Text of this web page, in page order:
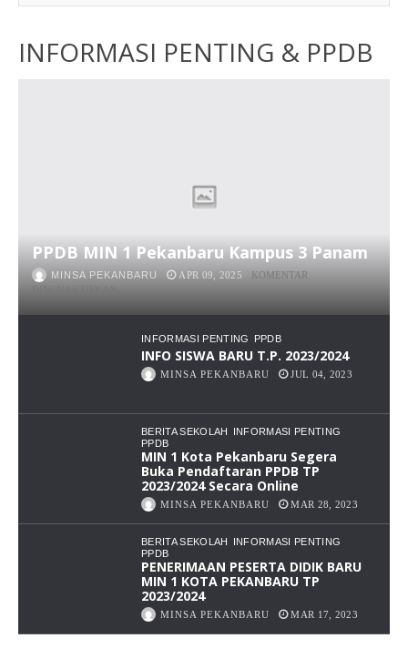
INFORMASI PENTING & PPDB
PPDB MIN 1 Pekanbaru Kampus 3 Panam
MINSA PEKANBARU APR 09, 2025
KOMENTAR
MIN
KAMPUS
INFORMASI PENTING PPDB
INFO SISWA BARU T.P. 2023/2024
MINSA PEKANBARU JUL 04, 2023
BERITA SEKOLAH
INFORMASI PENTING
PPDB
MIN 1 Kota Pekanbaru Segera
Buka Pendaftaran PPDB TP
2023/2024 Secara Online
MINSA PEKANBARU MAR 28, 2023
BERITA SEKOLAH
INFORMASI PENTING
PPDB
PENERIMAAN PESERTA DIDIK BARU
MIN 1 KOTA PEKANBARU TP
2023/2024
MINSA PEKANBARU MAR 17, 2023